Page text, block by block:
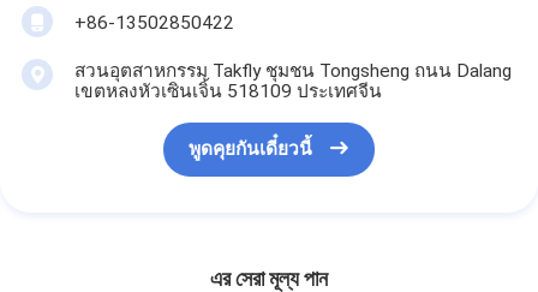
+86-13502850422
สวนอุตสาหกรรม Takfly ชุมชน Tongsheng ถนน Dalang
เขตหลงหัวเซินเจิ้น 518109 ประเทศจีน
พูดคุยกันเดี๋ยวนี้
এর সেরা মূল্য পান